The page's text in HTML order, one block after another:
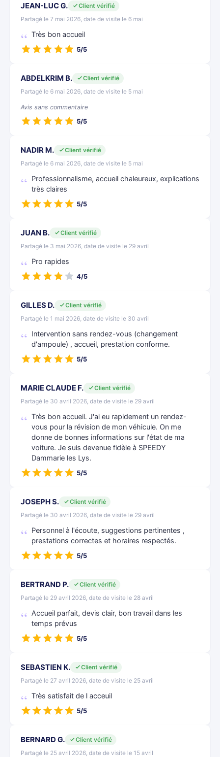
JEAN-LUC G.
Client vérifié
Partagé le 7 mai 2026, date de visite le 6 mai
Très bon accueil
5/5
ABDELKRIM B.
Client vérifié
Partagé le 6 mai 2026, date de visite le 5 mai
Avis sans commentaire
5/5
NADIR M.
Client vérifié
Partagé le 6 mai 2026, date de visite le 5 mai
Professionnalisme, accueil chaleureux, explications
très claires
5/5
JUAN B.
Client vérifié
Partagé le 3 mai 2026, date de visite le 29 avril
Pro rapides
4/5
GILLES D.
Client vérifié
Partagé le 1 mai 2026, date de visite le 30 avril
Intervention sans rendez-vous (changement
d'ampoule) , accueil, prestation conforme.
5/5
MARIE CLAUDE F.
Client vérifié
Partagé le 30 avril 2026, date de visite le 29 avril
Très bon accueil. J'ai eu rapidement un rendez-
vous pour la révision de mon véhicule. On me
donne de bonnes informations sur l'état de ma
voiture. Je suis devenue fidèle à SPEEDY
Dammarie les Lys.
5/5
JOSEPH S.
Client vérifié
Partagé le 30 avril 2026, date de visite le 29 avril
Personnel à l'écoute, suggestions pertinentes ,
prestations correctes et horaires respectés.
5/5
BERTRAND P.
Client vérifié
Partagé le 29 avril 2026, date de visite le 28 avril
Accueil parfait, devis clair, bon travail dans les
temps prévus
5/5
SEBASTIEN K.
Client vérifié
Partagé le 27 avril 2026, date de visite le 25 avril
Très satisfait de l acceuil
5/5
BERNARD G.
Client vérifié
Partagé le 25 avril 2026, date de visite le 15 avril